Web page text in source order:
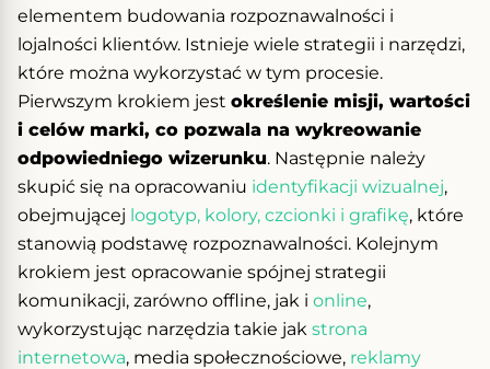
elementem budowania rozpoznawalności i
lojalności klientów. Istnieje wiele strategii i narzędzi,
które można wykorzystać w tym procesie.
Pierwszym krokiem jest określenie misji, wartości
i celów marki, co pozwala na wykreowanie
odpowiedniego wizerunku. Następnie należy
skupić się na opracowaniu identyfikacji wizualnej,
obejmującej logotyp, kolory, czcionki i grafikę, które
stanowią podstawę rozpoznawalności. Kolejnym
krokiem jest opracowanie spójnej strategii
komunikacji, zarówno offline, jak i online,
wykorzystując narzędzia takie jak strona
internetowa, media społecznościowe, reklamy